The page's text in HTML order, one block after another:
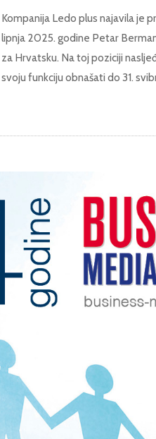
Kompanija Ledo plus najavila je
lipnja 2025. godine Petar
za Hrvatsku. Na toj poziciji
svoju funkciju obnašati do 31.